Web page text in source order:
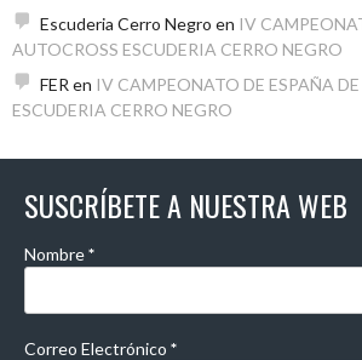
Escuderia Cerro Negro en IV
AUTOCROSS ESCUDERIA CERRO NEGRO
FER en IV CAMPEONATO DE ESPAÑA
ESCUDERIA CERRO NEGRO
SUSCRÍBETE A NUESTRA WEB
Nombre*
Correo Electrónico *